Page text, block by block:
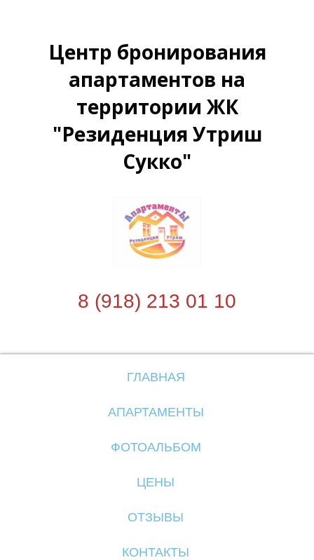
Центр бронирования
апартаментов на
территории ЖК
"Резиденция Утриш
Сукко"
8 (918) 213 01 10
ГЛАВНАЯ
АПАРТАМЕНТЫ
ФОТОАЛЬБОМ
ЦЕНЫ
ОТЗЫВЫ
КОНТАКТЫ
Г
Л
В
А